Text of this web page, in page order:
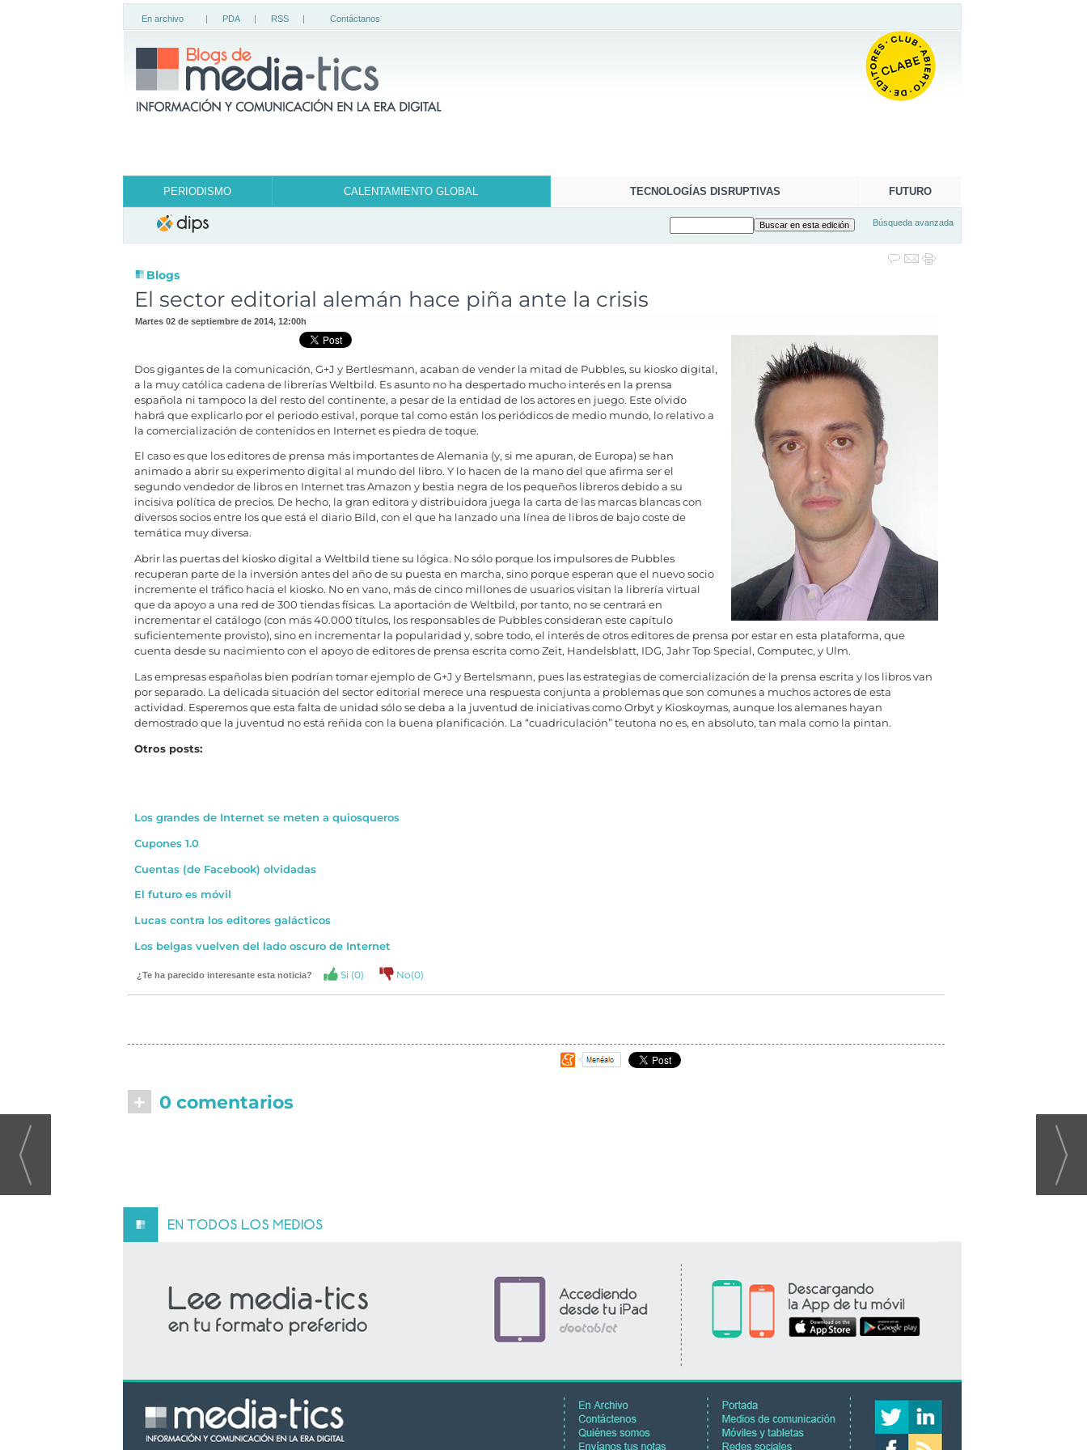
En archivo | PDA | RSS | Contáctanos
PERIODISMO CALENTAMIENTO GLOBAL TECNOLOGÍAS DISRUPTIVAS FUTURO
Búsqueda avanzada
Blogs
El sector editorial alemán hace piña ante la crisis
martes 02 de septiembre de 2014, 12:00h
Dos gigantes de la comunicación, G+J y Bertlesmann, acaban de vender la mitad de Pubbles, su kiosko digital,
a la muy católica cadena de librerías Weltbild. Es asunto no ha despertado mucho interés en la prensa
española ni tampoco la del resto del continente, a pesar de la entidad de los actores en juego. Este olvido
habrá que explicarlo por el periodo estival, porque tal como están los periódicos de medio mundo, lo relativo a
la comercialización de contenidos en Internet es piedra de toque.
El caso es que los editores de prensa más importantes de Alemania (y, si me apuran, de Europa) se han
animado a abrir su experimento digital al mundo del libro. Y lo hacen de la mano del que afirma ser el
segundo vendedor de libros en Internet tras Amazon y bestia negra de los pequeños libreros debido a su
incisiva política de precios. De hecho, la gran editora y distribuidora juega la carta de las marcas blancas con
diversos socios entre los que está el diario Bild, con el que ha lanzado una línea de libros de bajo coste de
temática muy diversa.
Abrir las puertas del kiosko digital a Weltbild tiene su lógica. No sólo porque los impulsores de Pubbles
recuperan parte de la inversión antes del año de su puesta en marcha, sino porque esperan que el nuevo socio
incremente el tráfico hacia el kiosko. No en vano, más de cinco millones de usuarios visitan la librería virtual
que da apoyo a una red de 300 tiendas físicas. La aportación de Weltbild, por tanto, no se centrará en
incrementar el catálogo (con más 40.000 títulos, los responsables de Pubbles consideran este capítulo
suficientemente provisto), sino en incrementar la popularidad y, sobre todo, el interés de otros editores de prensa por estar en esta plataforma, que
cuenta desde su nacimiento con el apoyo de editores de prensa escrita como Zeit, Handelsblatt, IDG, Jahr Top Special, Computec, y Ulm.
Las empresas españolas bien podrían tomar ejemplo de G+J y Bertelsmann, pues las estrategias de comercialización de la prensa escrita y los libros van
por separado. La delicada situación del sector editorial merece una respuesta conjunta a problemas que son comunes a muchos actores de esta
actividad. Esperemos que esta falta de unidad sólo se deba a la juventud de iniciativas como Orbyt y Kioskoymas, aunque los alemanes hayan
demostrado que la juventud no está reñida con la buena planificación. La “cuadriculación” teutona no es, en absoluto, tan mala como la pintan.
Otros posts:
Los grandes de Internet se meten a quiosqueros
Cupones 1.0
Cuentas (de Facebook) olvidadas
El futuro es móvil
Lucas contra los editores galácticos
Los belgas vuelven del lado oscuro de Internet
¿Te ha parecido interesante esta noticia? Si (0) No(0)
+ 0 comentarios